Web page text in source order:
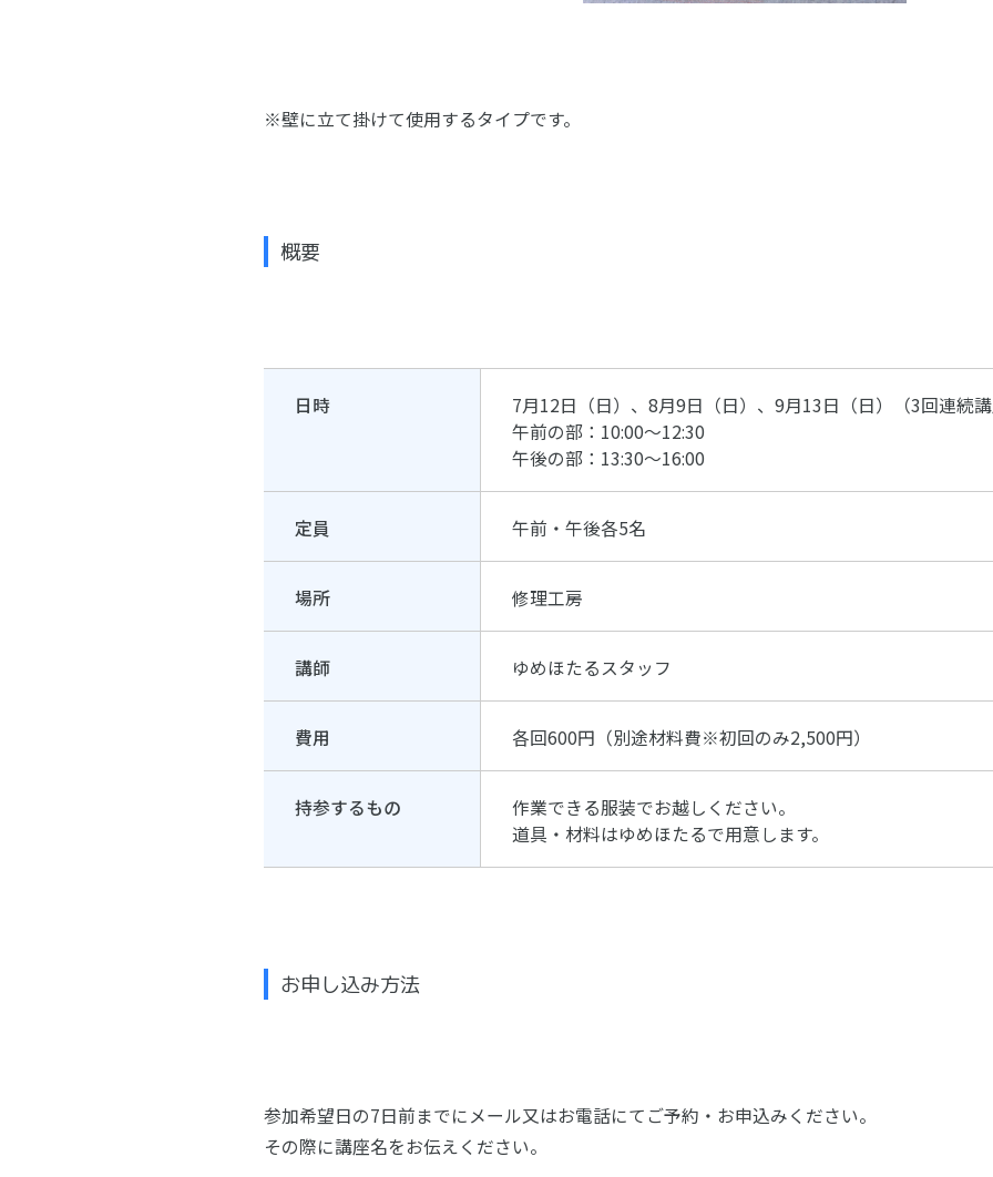
※壁に立て掛けて使用するタイプです。
概要
日時
7月12日（日）、8月9日（日）、9月13日（日）（3回連続
午前の部：10:00〜12:30
午後の部：13:30〜16:00
定員 午前・午後各5名
場所 修理工房
講師 ゆめほたるスタッフ
費用 各回600円（別途材料費※初回のみ2,500円）
持参するもの
作業できる服装でお越しください。
道具・材料はゆめほたるで用意します。
お申し込み方法
参加希望日の7日前までにメール又はお電話にてご予約・お申込みください。
その際に講座名をお伝えください。